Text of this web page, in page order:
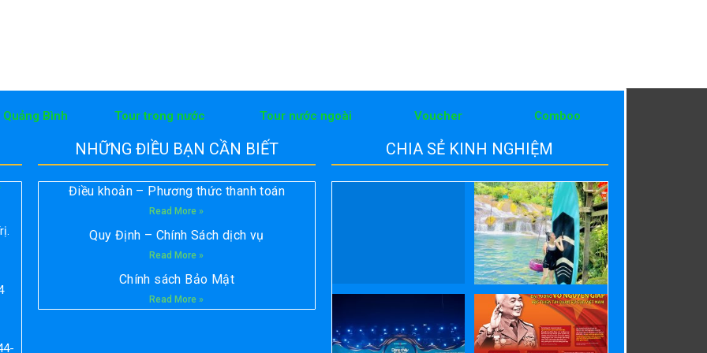
Bình Tour trong nước Tour nước ngoài Voucher Comboo
NHỮNG ĐIỀU BẠN CẦN BIẾT
Điều khoản – Phương thức thanh toán
Read More »
Quy Định – Chính Sách dịch vụ
Read More »
Chính sách Bảo Mật
Read More »
CHIA SẺ KINH NGHIỆM